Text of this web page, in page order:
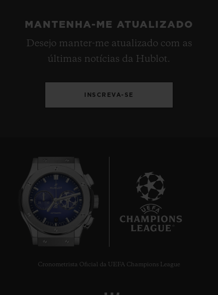
MANTENHA-ME ATUALIZADO
Desejo manter-me atualizado com as
últimas notícias da Hublot.
INSCREVA-SE
Cronometrista Oficial da UEFA Champions League